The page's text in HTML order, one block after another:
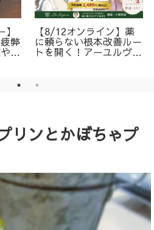
弊
す
【8/12オンライン】薬
に頼らない根本改善ルー
トを開く！アーユルヴェ
付き）
リンとかぼちゃプ